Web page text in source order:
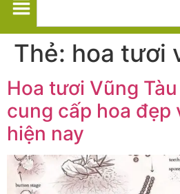
Thẻ: hoa tươi
Hoa tươi Vũng
cung cấp hoa đẹp
hiện nay